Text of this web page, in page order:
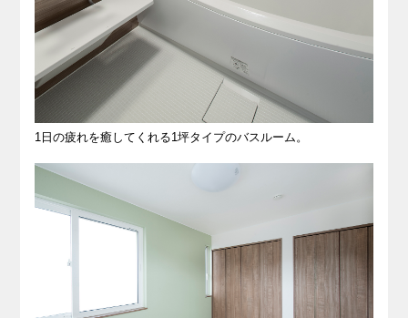
1日の疲れを癒してくれる1坪タイプのバスルーム。